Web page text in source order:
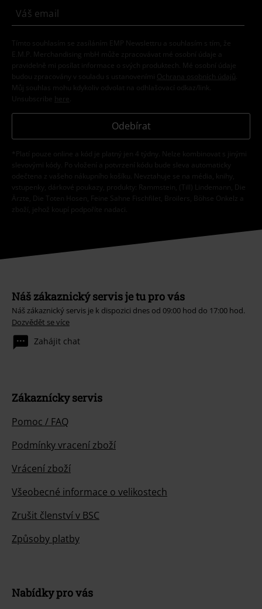
Tímto souhlasím se zasíláním EMP Newslettru a souhlasím s tím, že
E.M.P. Merchandising mbH může zpracovávat mé osobní údaje a
pravidelně mi posílat informace o svých produktech. Mé osobní údaje
budou zpracovány v souladu s ustanoveními
Ochrana osobních údajů
Můj souhlas mohu kdykoliv odvolat na odhlašovací odkaz/link.
Unsubscribe here
Odebírat
*Platí pouze online a kód je platný jen 4 týdny. Nelze kombinovat s jinými
slevovými kódy. Po vložení a potvrzení kódu bude sleva automaticky
odečtena z vašeho nákupního košíku. Nevztahuje se na média, knihy,
vstupenky, dárkové poukazy, produkty: Rammstein, (Till) Lindemann, Die
Ärzte, Die Toten Hosen, Feine Sahne Fischfilet, Broilers, Böhse Onkelz a
zboží, jehož koupí podpoříte nadaci.
Náš zákaznický servis je tu pro vás
Náš zákaznický servis je k dispozici dnes od 09:00 hod do 17:00 hod.
Dozvědět se více
Zahájit chat
Zákaznícky servis
Pomoc / FAQ
Podmínky vracení zboží
Vrácení zboží
Všeobecné informace o velikostech
Zrušit členství v BSC
Způsoby platby
Nabídky pro vás